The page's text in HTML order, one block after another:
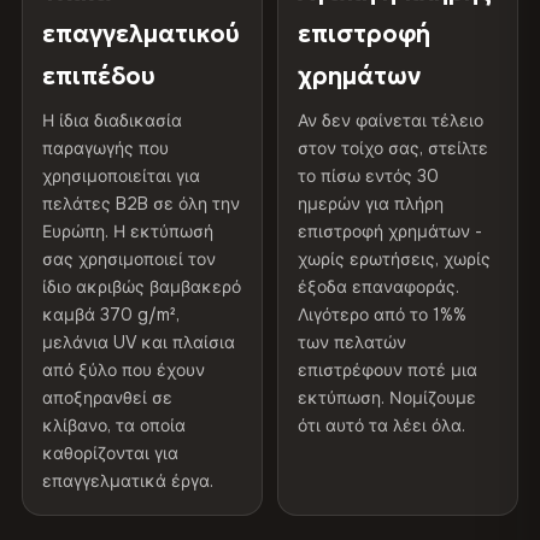
75% βαμβάκι, 25% πολυεστέρας
300 g/m² · Ματ φινίρισμα
100% βαμβάκι
370 g/m² · Premium ματ φινίρισμα
ΑΠΟΣΤΟΛΉ & ΠΡΟΣΑΡΜΟΣΜΈΝΑ ΜΕΓΈΘΗ
Αποστέλλεται σε όλη την ΕΕ. Προσαρμοσμένα μεγέθη
διατίθενται κατόπιν αιτήματος.
Χρώματα που δεν ξεθωριάζουν
Μελάνια ανθεκτικά στην υπεριώδη ακτινοβολία, που
έχουν βαθμολογηθεί για μακροχρόνια διατήρηση του
χρώματος - ακόμη και στο άμεσο ηλιακό φως
Προστατευτική
Βερνίκι ανθεκτικό στην
Εσωτερικού/
εξωτερικού χώρου
Συνιστάται η χρήση σε
εσωτερικούς χώρους
Made In Βουλγαρία, ΕΕ
Κωδικός προϊόντος VH-CP-9070
Διαβάστε την πλήρη πολιτική αποστολής και
επιστροφών
επαγγελματικού
επιπέδου
Η ίδια διαδικασία
παραγωγής που
χρησιμοποιείται για
πελάτες B2B σε όλη την
Ευρώπη. Η εκτύπωσή
σας χρησιμοποιεί τον
ίδιο ακριβώς βαμβακερό
καμβά 370 g/m²,
μελάνια UV και πλαίσια
από ξύλο που έχουν
αποξηρανθεί σε
κλίβανο, τα οποία
καθορίζονται για
επαγγελματικά έργα.
επιστροφή
χρημάτων
Αν δεν φαίνεται τέλειο
στον τοίχο σας, στείλτε
το πίσω εντός 30
ημερών για πλήρη
επιστροφή χρημάτων -
χωρίς ερωτήσεις, χωρίς
έξοδα επαναφοράς.
Λιγότερο από το 1%%
των πελατών
επιστρέφουν ποτέ μια
εκτύπωση. Νομίζουμε
ότι αυτό τα λέει όλα.